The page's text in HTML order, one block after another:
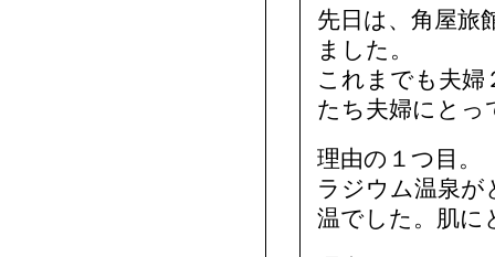
先日は、角屋旅
ました。
これまでも夫婦
たち夫婦にとっ
理由の１つ目。
ラジウム温泉が
温でした。肌に